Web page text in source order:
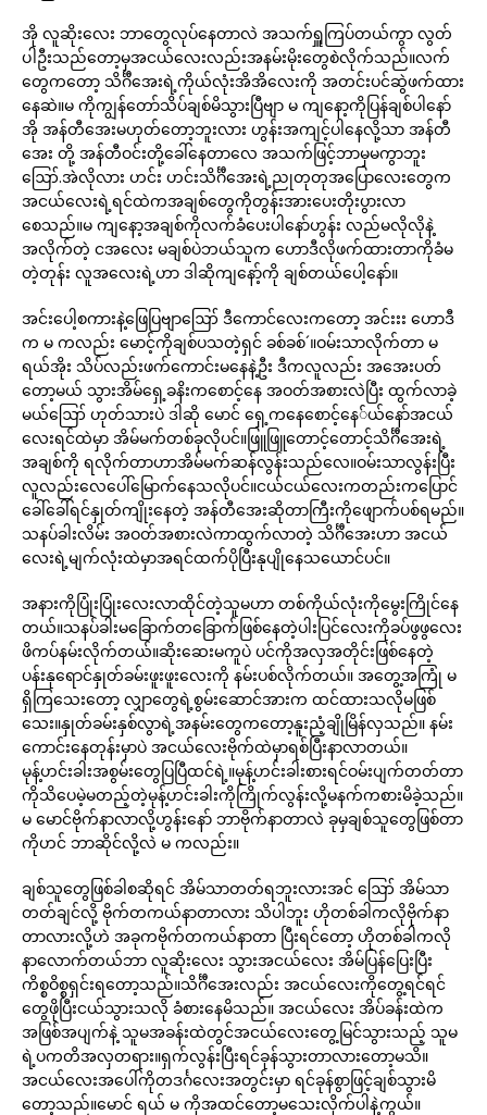
အို လူဆိုးလေး ဘာတွေလုပ်နေတာလဲ အသက်ရှူကြပ်တယ်ကွာ လွတ်
ပါဦးသည်တော့မှအငယ်လေးလည်းအနမ်းမိုးတွေစဲလိုက်သည်။လက်
တွေကတော့ သိင်္ဂီအေးရဲ့ကိုယ်လုံးအိအိလေးကို အတင်းပင်ဆွဲဖက်ထား
နေဆဲ။မ ကိုကျွန်တော်သိပ်ချစ်မိသွားပြီဗျာ မ ကျနော့ကိုပြန်ချစ်ပါနော်
အို အန်တီအေးမဟုတ်တော့ဘူးလား ဟွန်းအကျင့်ပါနေလို့သာ အန်တီ
အေး တို့ အန်တီဝင်းတို့ခေါ်နေတာလေ အသက်ဖြင့်ဘာမှမကွာဘူး
ဪ.အဲလိုလား ဟင်း ဟင်းသိင်္ဂီအေးရဲ့ညုတုတုအပြောလေးတွေက
အငယ်လေးရဲ့ရင်ထဲကအချစ်တွေကိုတွန်းအားပေးတိုးပွားလာ
စေသည်။မ ကျနော့အချစ်ကိုလက်ခံပေးပါနော်ဟွန်း လည်မလိုလိုနဲ့
အလိုက်တဲ့ ငအလေး မချစ်ပဲဘယ်သူက ဟောဒီလိုဖက်ထားတာကိုခံမ
တဲ့တုန်း လူအလေးရဲ့ဟာ ဒါဆိုကျနော့်ကို ချစ်တယ်ပေါ့နော်။
အင်းပေါ့စကားနဲ့ဖြေပြဗျာဪ ဒီကောင်လေးကတော့ အင်းးး ဟောဒီ
က မ ကလည်း မောင့်ကိုချစ်ပသတဲ့ရှင် ခစ်ခစ်´။ဝမ်းသာလိုက်တာ မ
ရယ်အိုး သိပ်လည်းဖက်ကောင်းမနေနဲ့ဦး ဒီကလူလည်း အအေးပတ်
တော့မယ် သွားအိမ်ရှေ့ခနိးကစောင့်နေ အဝတ်အစားလဲပြီး ထွက်လာခဲ့
မယ်ဪ ဟုတ်သားပဲ ဒါဆို မောင် ရှေ့ကနေစောင့်နေ်ယ်နော်အငယ်
လေးရင်ထဲမှာ အိမ်မက်တစ်ခုလိုပင်။ဖြူဖြူတောင့်တောင့်သိင်္ဂီအေးရဲ့
အချစ်ကို ရလိုက်တာဟာအိမ်မက်ဆန်လွန်းသည်လေ။ဝမ်းသာလွန်းပြီး
လူလည်းလေပေါ်မြောက်နေသလိုပင်။ငယ်ငယ်လေးကတည်းကပြောင်
ခေါ်ခေါ်ရင်နှုတ်ကျိုးနေတဲ့ အန်တီအေးဆိုတာကြီးကိုဖျောက်ပစ်ရမည်။
သနပ်ခါးလိမ်း အဝတ်အစားလဲကာထွက်လာတဲ့ သိင်္ဂီအေးဟာ အငယ်
လေးရဲ့မျက်လုံးထဲမှာအရင်ထက်ပိုပြီးနုပျိုနေသယောင်ပင်။
အနားကိုပြုံးပြုံးလေးလာထိုင်တဲ့သူမဟာ တစ်ကိုယ်လုံးကိုမွေးကြိုင်နေ
တယ်။သနပ်ခါးမခြောက်တခြောက်ဖြစ်နေတဲ့ပါးပြင်လေးကိုခပ်ဖွဖွလေး
ဖိကပ်နမ်းလိုက်တယ်။ဆိုးဆေးမကူပဲ ပင်ကိုအလှအတိုင်းဖြစ်နေတဲ့
ပန်းနုရောင်နှုတ်ခမ်းဖူးဖူးလေးကို နမ်းပစ်လိုက်တယ်။ အတွေ့အကြုံ မ
ရှိကြသေးတော့ လျှာတွေရဲ့စွမ်းဆောင်အားက ထင်ထားသလိုမဖြစ်
သေး။နှုတ်ခမ်းနှစ်လွာရဲ့အနမ်းတွေကတော့နူးညံ့ချိုမြိန်လှသည်။ နမ်း
ကောင်းနေတုန်းမှာပဲ အငယ်လေးဗိုက်ထဲမှာရစ်ပြီးနာလာတယ်။
မုန့်ဟင်းခါးအစွမ်းတွေပြပြီထင်ရဲ့။မုန့်ဟင်းခါးစားရင်ဝမ်းပျက်တတ်တာ
ကိုသိပေမဲ့မတည့်တဲ့မုန့်ဟင်းခါးကိုကြိုက်လွန်းလို့မနက်ကစားမိခဲ့သည်။
မ မောင်ဗိုက်နာလာလို့ဟွန်းနော် ဘာဗိုက်နာတာလဲ ခုမှချစ်သူတွေဖြစ်တာ
ကိုဟင် ဘာဆိုင်လို့လဲ မ ကလည်း။
ချစ်သူတွေဖြစ်ခါစဆိုရင် အိမ်သာတတ်ရဘူးလားအင် ဪ အိမ်သာ
တတ်ချင်လို့ ဗိုက်တကယ်နာတာလား သိပါဘူး ဟိုတစ်ခါကလိုဗိုက်နာ
တာလားလို့ဟဲ အခုကဗိုက်တကယ်နာတာ ပြီးရင်တော့ ဟိုတစ်ခါကလို
နာလောက်တယ်ဘာ လူဆိုးလေး သွားအငယ်လေး အိမ်ပြန်ပြေးပြီး
ကိစ္စဝိစ္စရှင်းရတော့သည်။သိင်္ဂီအေးလည်း အငယ်လေးကိုတွေ့ရင်ရင်
တွေဖိုပြီးငယ်သွားသလို ခံစားနေမိသည်။ အငယ်လေး အိပ်ခန်းထဲက
အဖြစ်အပျက်နဲ့ သူမအခန်းထဲတွင်အငယ်လေးတွေ့မြင်သွားသည့် သူမ
ရဲ့ပကတိအလှတရား။ရှက်လွန်းပြီးရင်ခုန်သွားတာလားတော့မသိ။
အငယ်လေးအပေါ်ကိုတဒင်္ဂလေးအတွင်းမှာ ရင်ခုန်စွာဖြင့်ချစ်သွားမိ
တော့သည်။မောင် ရယ် မ ကိုအထင်တော့မသေးလိုက်ပါနဲ့ကွယ်။